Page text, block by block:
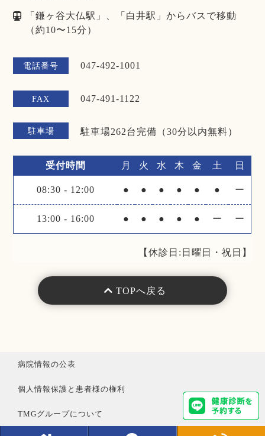
「鎌ヶ谷大仏駅」、「白井駅」からバスで移動
（約10〜15分）
電話番号 047-492-1001
FAX 047-491-1122
駐車場 駐車場262台完備（30分以内無料）
受付時間 月 火 水 木 金 土 日
08:30 - 12:00 ● ● ● ● ● ● ー
13:00 - 16:00 ● ● ● ● ● ー ー
【休診日:日曜日・祝日】
TOPへ戻る
病院情報の公表
個人情報保護と患者様の権利
TMGグループについて